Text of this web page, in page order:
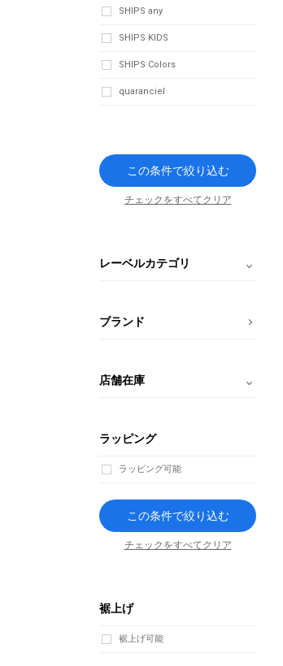
SHIPS any
SHIPS KIDS
SHIPS Colors
quaranciel
この条件で絞り込む
チェックをすべてクリア
レーベルカテゴリ
ブランド
店舗在庫
ラッピング
ラッピング可能
この条件で絞り込む
チェックをすべてクリア
裾上げ
裾上げ可能